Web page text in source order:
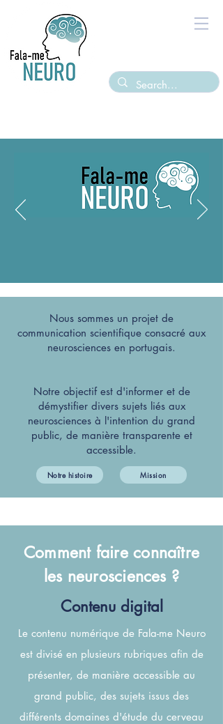
Nous sommes un projet de
communication scientifique consacré aux
neurosciences en portugais.
Notre objectif est d'informer et de
démystifier divers sujets liés aux
neurosciences à l'intention du grand
public, de manière transparente et
accessible.
Notre histoire Mission
Comment faire connaître
les neurosciences ?
Contenu digital
Le contenu numérique de Fala-me Neuro
est divisé en plusieurs rubriques afin de
présenter, de manière accessible au
grand public, des sujets issus des
différents domaines d'étude du cerveau